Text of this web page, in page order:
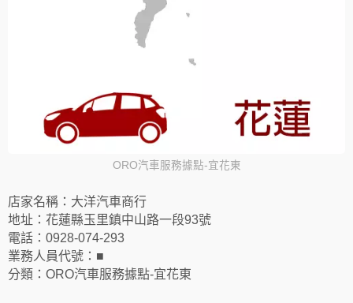
ORO汽車服務據點-宜花東
店家名稱：大洋汽車商行
地址：花蓮縣玉里鎮中山路一段93號
電話：0928-074-293
業務人員代號：■
分類：ORO汽車服務據點-宜花東